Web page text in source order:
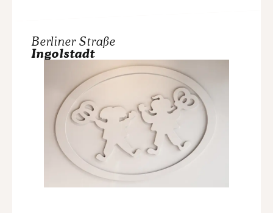
Berliner Straße
Ingolstadt